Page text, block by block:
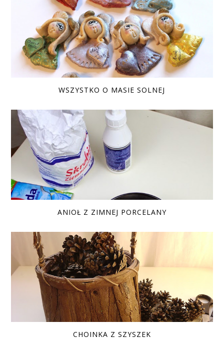
WSZYSTKO O MASIE SOLNEJ
ANIOŁ Z ZIMNEJ PORCELANY
CHOINKA Z SZYSZEK